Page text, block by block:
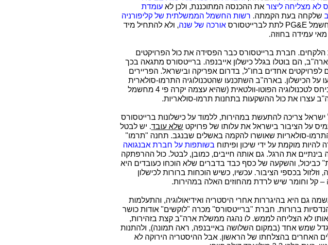
לא מצליחה ליצור את ההכנסה המתוכננת, ולכן לא עומדת
שלקחה בעת הקמתה. רשות החשמל הממשלתית של קליפורניה
PG&E לתת לברייטסורס אורכה של שנה, ולא להתחיל מיד
מאי עמידה בחוזה.
חברת ברייטסורס כבר הפסידה את כול הפרויקטים
הם בוטלו בגלל כישלון אייבנפה. ברייטסורס מתגאה בכך
לפרויקטים אחדים בחו"ל, בדרום אפריקה ובישראל. הפריירים
על הכישלון. בארה"ב השתכנעו שהטכנולוגיה התרמו-סולארית
יקרה מדי, אפילו ביחס לטכנולוגיה הפוטו-וולטאית (שהיא עצמה יקרה פי 4 מחשמל
עצרו את כול ההשקעות בתחנות תרמו-סולאריות.
צריכה להתעשת במהירות, ללמוד על כישלונות ברייטסורס
על הציבור בישראל את עלותו של פרויקט שלא עובד. יש לבטל
סולאריות שאושרו להקמה באשלים שבנגב. תחנה "תרמו"
להיות מוקמת על ידי שיכון ופיתוח בשותפות על חברת אבנגואה
את הרגל. גם אותה חייבים, כמובן, לבטל. כול ההרפתקה
כביכול, והשקעה של כסף כבד בדברים שלא הוכחו כעובדים היא
בכספי הציבור. עכשיו, כשיש הוכחות ברורות לכישלון
– קל וחומר שיש לרדת מהחוזים האלה במהירות.
גם היא בהיגררות אחרי היסטריה ואידיאולוגיה, והתעלמות
הנדסיות ברורות. חברת "ברייטסורס" מכרה "לוקשים" אודות כושר
אותו לא הצליחה לממש. לו נהגה ממשלת ארה"ב קצת בזהירות,
שמש אחד (במקום השלושה באייבנפה, ראה תמונה), ולהתנות
האחרים בהצלחתו של הראשון. אבל ההיסטריה הירוקה לא